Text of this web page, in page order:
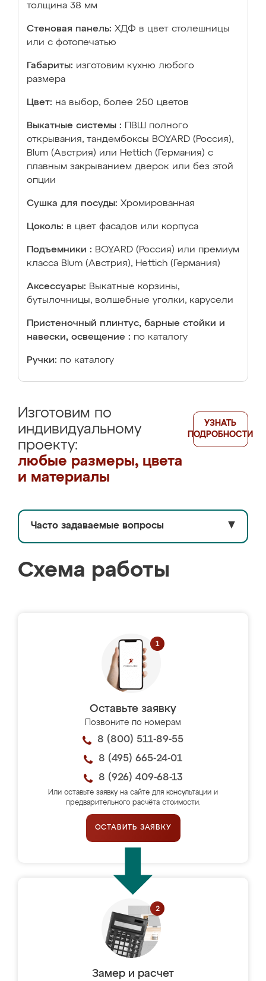
толщина 38 мм
Стеновая панель: ХДФ в цвет столешницы
или с фотопечатью
Габариты: изготовим кухню любого
размера
Цвет: на выбор, более 250 цветов
Выкатные системы :
ПВШ полного
открывания, тандембоксы BOYARD (Россия),
Blum (Австрия) или Hettich (Германия) с
плавным закрыванием дверок или без этой
опции
Сушка для посуды: Хромированная
Цоколь: в цвет фасадов или корпуса
Подъемники : BOYARD (Россия) или премиум
класса Blum (Австрия), Hettich (Германия)
Аксессуары: Выкатные корзины,
бутылочницы, волшебные уголки, карусели
Пристеночный плинтус, барные стойки и
навески, освещение : по каталогу
Ручки: по каталогу
Изготовим по
индивидуальному
проекту:
любые размеры, цвета
и материалы
УЗНАТЬ
ПОДРОБНОСТИ
Часто задаваемые вопросы ▼
Схема работы
Оставьте заявку
Позвоните по номерам
8 (800) 511-89-55
8 (495) 665-24-01
8 (926) 409-68-13
Или оставьте заявку на сайте для консультации и
предварительного расчёта стоимости.
ОСТАВИТЬ ЗАЯВКУ
Замер и расчет